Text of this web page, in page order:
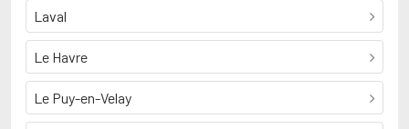
Laval
Le Havre
Le Puy-en-Velay